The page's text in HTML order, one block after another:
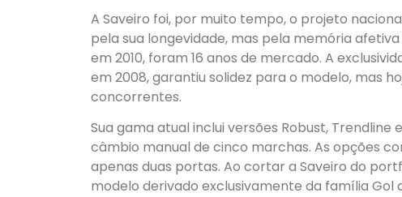
A Saveiro foi, por muito tempo, o projeto
pela sua longevidade, mas pela memória
em 2010, foram 16 anos de mercado. A
em 2008, garantiu solidez para o modelo, mas
concorrentes.
Sua gama atual inclui versões Robust, Trendline
câmbio manual de cinco marchas. As opções
apenas duas portas. Ao cortar a Saveiro do
modelo derivado exclusivamente da família Gol